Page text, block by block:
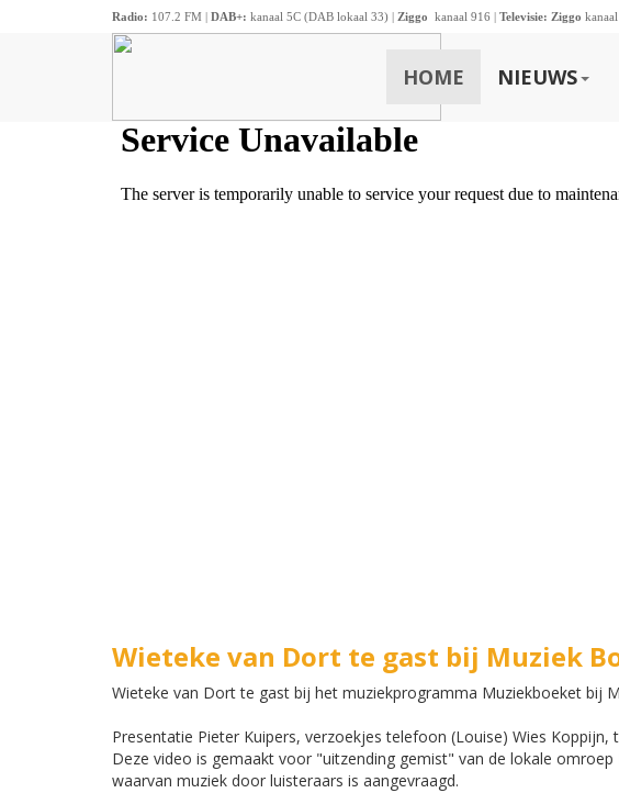
Radio: 107.2 FM | DAB+: kanaal 5C (DAB lokaal 33) | Ziggo kanaal 916 | Televisie: Ziggo
HOME NIEUWS
Wieteke van Dort te gast bij Muziek
Wieteke van Dort te gast bij het muziekprogramma Muziekboeket bij
Presentatie Pieter Kuipers, verzoekjes telefoon (Louise) Wies Koppijn,
Deze video is gemaakt voor "uitzending gemist" van de lokale
waarvan muziek door luisteraars is aangevraagd.